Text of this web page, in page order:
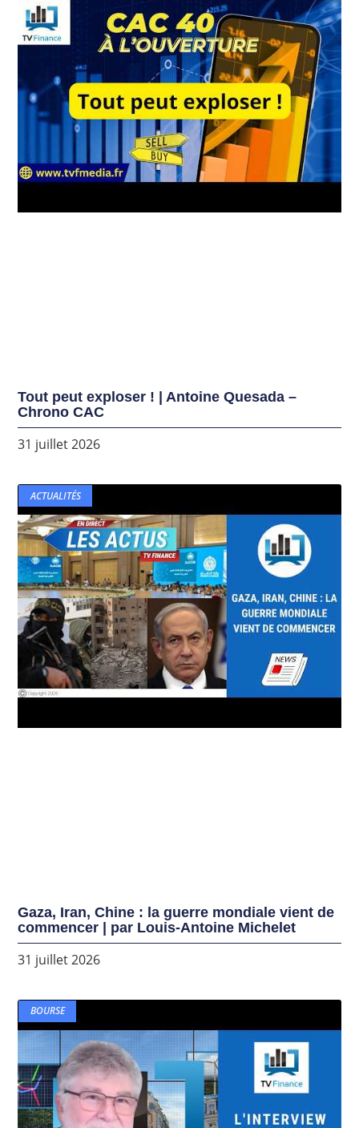
Tout peut exploser ! | Antoine Quesada –
Chrono CAC
31 juillet 2026
ACTUALITÉS
Gaza, Iran, Chine : la guerre mondiale vient de
commencer | par Louis-Antoine Michelet
31 juillet 2026
BOURSE